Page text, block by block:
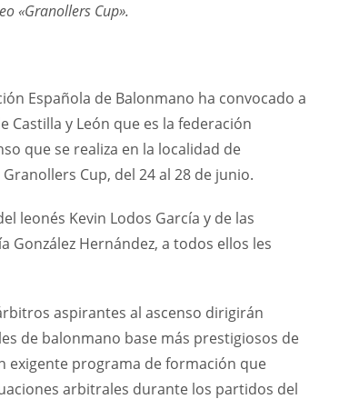
«Granollers Cup».
Española de Balonmano ha convocado a
y León que es la federación
que se realiza en la localidad de
Cup, del 24 al 28 de junio.
leonés Kevin Lodos García y de las
González Hernández, a todos ellos les
aspirantes al ascenso dirigirán
de balonmano base más prestigiosos de
exigente programa de formación que
arbitrales durante los partidos del